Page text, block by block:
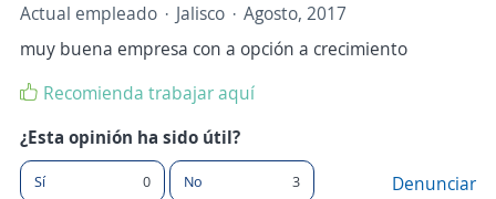
Actual empleado Jalisco
Agosto, 2017
muy buena empresa con a opción a crecimiento
Recomienda trabajar aquí
¿Esta opinión ha sido útil?
Sí 0 No 3 Denunciar